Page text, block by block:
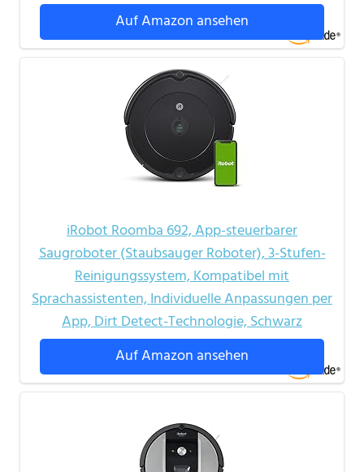
Auf Amazon ansehen
iRobot Roomba 692, App-steuerbarer
Saugroboter (Staubsauger Roboter), 3-Stufen-
Reinigungssystem, Kompatibel mit
Sprachassistenten, Individuelle Anpassungen per
App, Dirt Detect-Technologie, Schwarz
Auf Amazon ansehen